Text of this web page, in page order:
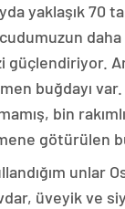
yaklaşık 70
güçlendiriyor.
buğdayı
bin
götürülen
unlar
üveyik ve